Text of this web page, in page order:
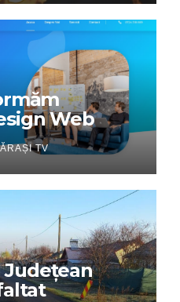
Web
tău
TV
Județean